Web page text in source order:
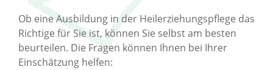
Ob eine Ausbildung in der Heilerziehungspflege das
Richtige für Sie ist, können Sie selbst am besten
beurteilen. Die Fragen können Ihnen bei Ihrer
Einschätzung helfen: